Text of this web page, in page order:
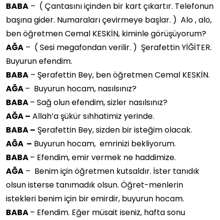
BABA – ( Çantasını içinden bir kart çıkartır. Telefonun
başına gider. Numaraları çevirmeye başlar. ) Alo , alo,
ben öğretmen Cemal KESKİN, kiminle görüşüyorum?
AĞA – ( Sesi megafondan verilir. ) Şerafettin YİĞİTER.
Buyurun efendim.
BABA – Şerafettin Bey, ben öğretmen Cemal KESKİN.
AĞA– Buyurun hocam, nasılsınız?
BABA– Sağ olun efendim, sizler nasılsınız?
AĞA – Allah’a şükür sıhhatimiz yerinde.
BABA – Şerafettin Bey, sizden bir isteğim olacak.
AĞA – Buyurun hocam, emrinizi bekliyorum.
BABA– Efendim, emir vermek ne haddimize.
AĞA – Benim için öğretmen kutsaldır. İster tanıdık
olsun isterse tanımadık olsun. Öğret-menlerin
istekleri benim için bir emirdir, buyurun hocam.
BABA– Efendim. Eğer müsait iseniz, hafta sonu